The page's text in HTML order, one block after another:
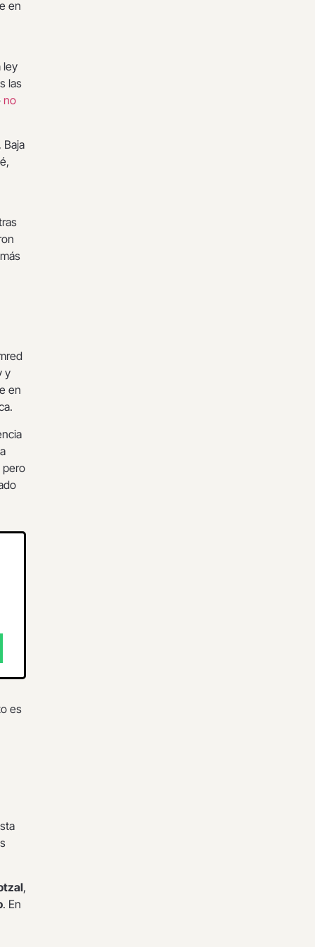
en
ley
las
no
Baja
y
en
pero
es
,
. En